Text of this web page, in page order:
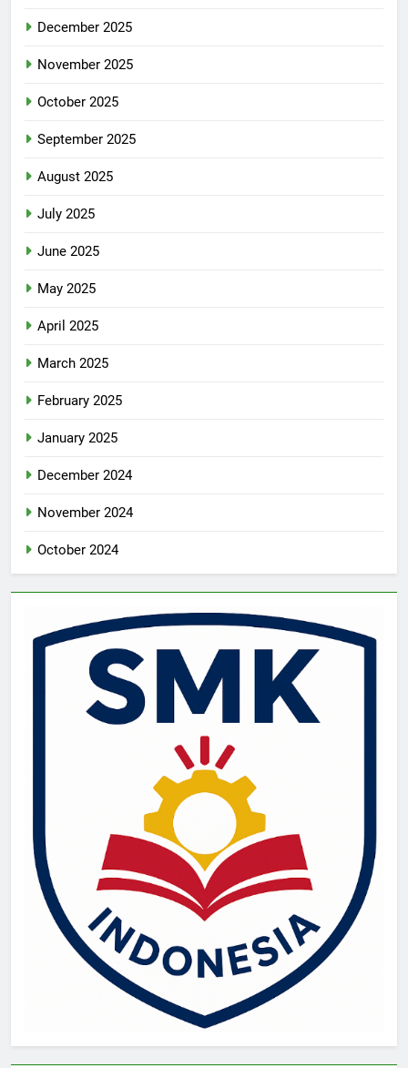
December 2025
November 2025
October 2025
September 2025
August 2025
July 2025
June 2025
May 2025
April 2025
March 2025
February 2025
January 2025
December 2024
November 2024
October 2024